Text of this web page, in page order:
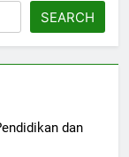
SEARCH
dan